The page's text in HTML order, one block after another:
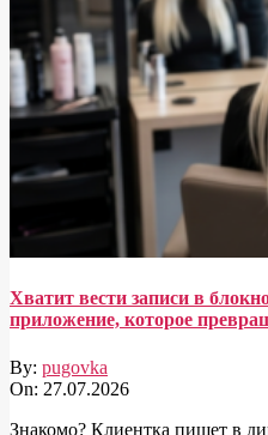
Хватит вести записи в
приложение, которое
By: pugovka
On: 27.07.2026
Знакомо? Клиентка пишет в